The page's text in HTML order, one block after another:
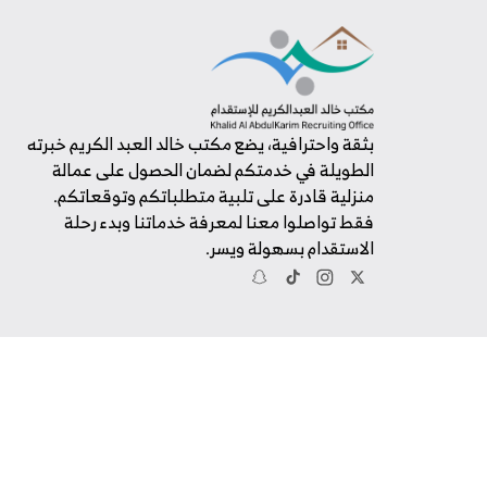
بثقة واحترافية، يضع مكتب خالد العبد الكريم خبرته
الطويلة في خدمتكم لضمان الحصول على عمالة
منزلية قادرة على تلبية متطلباتكم وتوقعاتكم.
فقط تواصلوا معنا لمعرفة خدماتنا وبدء رحلة
الاستقدام بسهولة ويسر.